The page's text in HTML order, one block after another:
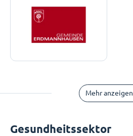
Mehr anzeigen
Gesundheitssektor